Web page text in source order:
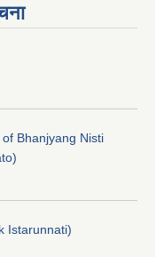
Bhanjyang Nisti
Istarunnati)